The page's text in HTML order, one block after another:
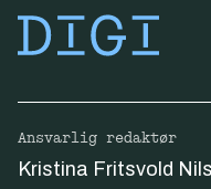
Ansvarlig redaktør
Kristina Fritsvold